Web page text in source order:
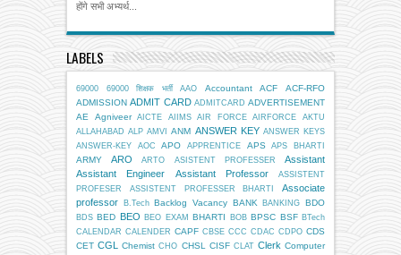
होंगे सभी अभ्यर्थ...
LABELS
69000 69000 शिक्षक भर्ती AAO Accountant ACF
ACF-RFO
ADMISSION ADMIT CARD ADMITCARD ADVERTISEMENT
AE
Agniveer AICTE AIIMS AIR FORCE AIRFORCE
AKTU
ALLAHABAD ALP AMVI ANM ANSWER KEY ANSWER KEYS
ANSWER-KEY
AOC APO APPRENTICE APS APS BHARTI
ARMY ARO ARTO ASISTENT PROFESSER
Assistant
Assistant Engineer
Assistant Professor
ASSISTENT
PROFESER
ASSISTENT PROFESSER BHARTI
Associate
professor
B.Tech Backlog Vacancy BANK BANKING BDO
BDS BED BEO BEO EXAM BHARTI BOB BPSC BSF BTech
CALENDAR CALENDER CAPF CBSE CCC CDAC CDPO CDS
CET CGL Chemist CHO CHSL CISF CLAT Clerk Computer